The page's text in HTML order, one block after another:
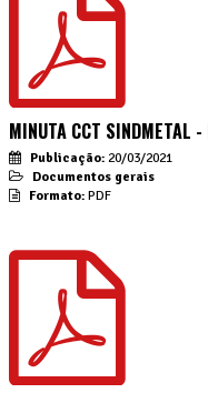
MINUTA CCT
Publicação: 20/03/2021
Documentos gerais
Formato: PDF